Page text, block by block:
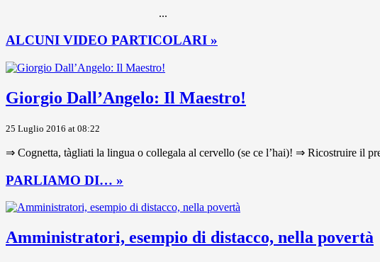
...
ALCUNI VIDEO PARTICOLARI »
Giorgio Dall’Angelo: Il Maestro!
25 Luglio 2016 at 08:22
⇒ Cognetta, tàgliati la lingua o collegala al cervello (se ce l’hai)! ⇒ Ricostruire il
PARLIAMO DI… »
Amministratori, esempio di distacco, nella povertà